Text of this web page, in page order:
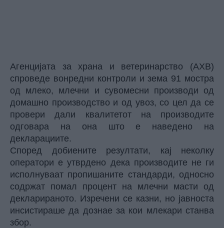
Агенцијата за храна и ветеринарство (АХВ)
спроведе вонредни контроли и зема 91 мостра
од млеко, млечни и сувомесни производи од
домашно производство и од увоз, со цел да се
провери дали квалитетот на производите
одговара на она што е наведено на
декларациите.
Според добиените резултати, кај неколку
оператори е утврдено дека производите не ги
исполнуваат пропишаните стандарди, односно
содржат помал процент на млечни масти од
декларираното. Изречени се казни, но јавноста
инсистираше да дознае за кои млекари станва
збор.